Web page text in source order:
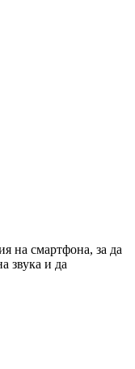
на смартфона, за да
звука и да